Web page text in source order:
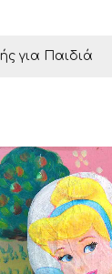
για Παιδιά